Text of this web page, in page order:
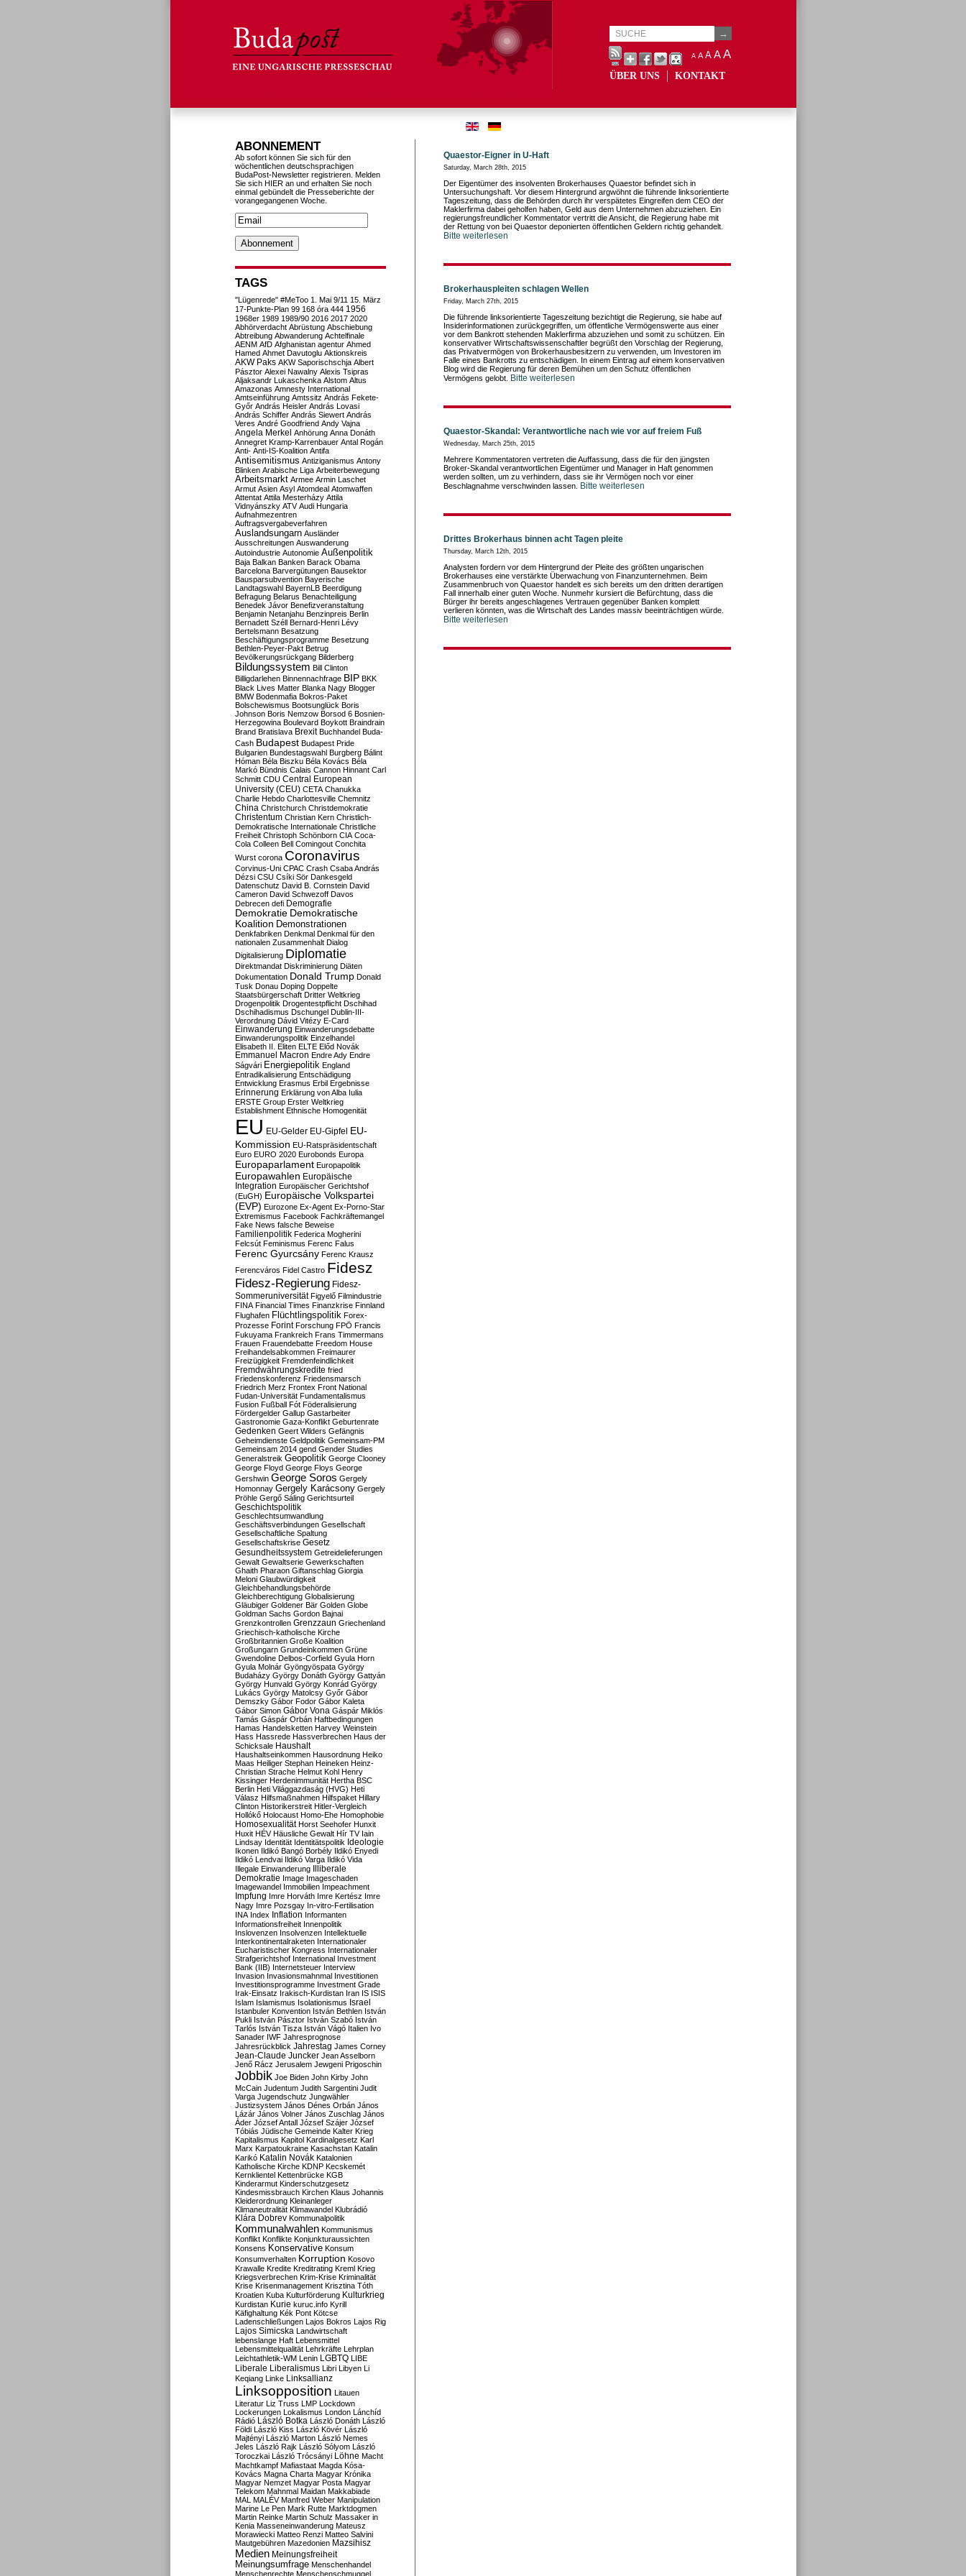
A A A AA
ÜBER UNS KONTAKT
Quaestor-Eigner in U-Haft
Saturday, March 28th, 2015
Der Eigentümer des insolventen Brokerhauses Quaestor befindet sich in
Untersuchungshaft. Vor diesem Hintergrund argwöhnt die führende linksorientierte
Tageszeitung, dass die Behörden durch ihr verspätetes Eingreifen dem CEO der
Maklerfirma dabei geholfen haben, Geld aus dem Unternehmen abzuziehen. Ein
regierungsfreundlicher Kommentator vertritt die Ansicht, die Regierung habe mit
der Rettung von bei Quaestor deponierten öffentlichen Geldern richtig gehandelt.
Bitte weiterlesen
Brokerhauspleiten schlagen Wellen
Friday, March 27th, 2015
Die führende linksorientierte Tageszeitung bezichtigt die Regierung, sie habe auf
Insiderinformationen zurückgegriffen, um öffentliche Vermögenswerte aus einer
vor dem Bankrott stehenden Maklerfirma abzuziehen und somit zu schützen. Ein
konservativer Wirtschaftswissenschaftler begrüßt den Vorschlag der Regierung,
das Privatvermögen von Brokerhausbesitzern zu verwenden, um Investoren im
Falle eines Bankrotts zu entschädigen. In einem Eintrag auf einem konservativen
Blog wird die Regierung für deren Bemühen um den Schutz öffentlichen
Vermögens gelobt.
Bitte weiterlesen
Quaestor-Skandal: Verantwortliche nach wie vor auf freiem Fuß
Wednesday, March 25th, 2015
Mehrere Kommentatoren vertreten die Auffassung, dass die für den jüngsten
Broker-Skandal verantwortlichen Eigentümer und Manager in Haft genommen
werden sollten, um zu verhindern, dass sie ihr Vermögen noch vor einer
Beschlagnahme verschwinden lassen.
Bitte weiterlesen
Drittes Brokerhaus binnen acht Tagen pleite
Thursday, March 12th, 2015
Analysten fordern vor dem Hintergrund der Pleite des größten ungarischen
Brokerhauses eine verstärkte Überwachung von Finanzunternehmen. Beim
Zusammenbruch von Quaestor handelt es sich bereits um den dritten derartigen
Fall innerhalb einer guten Woche. Nunmehr kursiert die Befürchtung, dass die
Bürger ihr bereits angeschlagenes Vertrauen gegenüber Banken komplett
verlieren könnten, was die Wirtschaft des Landes massiv beeinträchtigen würde.
Bitte weiterlesen
ABONNEMENT
Ab sofort können Sie sich für den
wöchentlichen deutschsprachigen
BudaPost-Newsletter registrieren. Melden
Sie sich HIER an und erhalten Sie noch
einmal gebündelt die Presseberichte der
vorangegangenen Woche.
TAGS
"Lügenrede" #MeToo 1. Mai 9/11 15. März
17-Punkte-Plan 99 168 óra 444 1956
1968er 1989 1989/90 2016 2017 2020
Abhörverdacht Abrüstung Abschiebung
Abtreibung Abwanderung Achtelfinale
AENM AfD Afghanistan agentur Ahmed
Hamed Ahmet Davutoglu Aktionskreis
AKW Paks AKW Saporischschja Albert
Pásztor Alexei Nawalny Alexis Tsipras
Aljaksandr Lukaschenka Alstom Altus
Amazonas Amnesty International
Amtseinführung Amtssitz András Fekete-
Győr András Heisler András Lovasi
András Schiffer András Siewert András
Veres André Goodfriend Andy Vajna
Angela Merkel Anhörung Anna Donáth
Annegret Kramp-Karrenbauer Antal Rogán
Anti- Anti-IS-Koalition Antifa
Antisemitismus Antiziganismus Antony
Blinken Arabische Liga Arbeiterbewegung
Arbeitsmarkt Armee Armin Laschet
Armut Asien Asyl Atomdeal Atomwaffen
Attentat Attila Mesterházy Attila
Vidnyánszky ATV Audi Hungaria
Aufnahmezentren
Auftragsvergabeverfahren
Auslandsungarn Ausländer
Ausschreitungen Auswanderung
Autoindustrie Autonomie Außenpolitik
Baja Balkan Banken Barack Obama
Barcelona Barvergütungen Bausektor
Bausparsubvention Bayerische
Landtagswahl BayernLB Beerdigung
Befragung Belarus Benachteiligung
Benedek Jávor Benefizveranstaltung
Benjamin Netanjahu Benzinpreis Berlin
Bernadett Széll Bernard-Henri Lévy
Bertelsmann Besatzung
Beschäftigungsprogramme Besetzung
Bethlen-Peyer-Pakt Betrug
Bevölkerungsrückgang Bilderberg
Bildungssystem Bill Clinton
Billigdarlehen Binnennachfrage BIP BKK
Black Lives Matter Blanka Nagy Blogger
BMW Bodenmafia Bokros-Paket
Bolschewismus Bootsunglück Boris
Johnson Boris Nemzow Borsod 6 Bosnien-
Herzegowina Boulevard Boykott Braindrain
Brand Bratislava Brexit Buchhandel Buda-
Cash Budapest Budapest Pride
Bulgarien Bundestagswahl Burgberg Bálint
Hóman Béla Biszku Béla Kovács Béla
Markó Bündnis Calais Cannon Hinnant Carl
Schmitt CDU Central European
University (CEU) CETA Chanukka
Charlie Hebdo Charlottesville Chemnitz
China Christchurch Christdemokratie
Christentum Christian Kern Christlich-
Demokratische Internationale Christliche
Freiheit Christoph Schönborn CIA Coca-
Cola Colleen Bell Comingout Conchita
Wurst corona Coronavirus
Corvinus-Uni CPAC Crash Csaba András
Dézsi CSU Csíki Sör Dankesgeld
Datenschutz David B. Cornstein David
Cameron David Schwezoff Davos
Debrecen defi Demografie
Demokratie Demokratische
Koalition Demonstrationen
Denkfabriken Denkmal Denkmal für den
nationalen Zusammenhalt Dialog
Digitalisierung Diplomatie
Direktmandat Diskriminierung Diäten
Dokumentation Donald Trump Donald
Tusk Donau Doping Doppelte
Staatsbürgerschaft Dritter Weltkrieg
Drogenpolitik Drogentestpflicht Dschihad
Dschihadismus Dschungel Dublin-III-
Verordnung Dávid Vitézy E-Card
Einwanderung Einwanderungsdebatte
Einwanderungspolitik Einzelhandel
Elisabeth II. Eliten ELTE Előd Novák
Emmanuel Macron Endre Ady Endre
Ságvári Energiepolitik England
Entradikalisierung Entschädigung
Entwicklung Erasmus Erbil Ergebnisse
Erinnerung Erklärung von Alba Iulia
ERSTE Group Erster Weltkrieg
Establishment Ethnische Homogenität
EU EU-Gelder EU-Gipfel EU-
Kommission EU-Ratspräsidentschaft
Euro EURO 2020 Eurobonds Europa
Europaparlament Europapolitik
Europawahlen Europäische
Integration Europäischer Gerichtshof
(EuGH) Europäische Volkspartei
(EVP) Eurozone Ex-Agent Ex-Porno-Star
Extremismus Facebook Fachkräftemangel
Fake News falsche Beweise
Familienpolitik Federica Mogherini
Felcsút Feminismus Ferenc Falus
Ferenc Gyurcsány Ferenc Krausz
Ferencváros Fidel Castro Fidesz
Fidesz-Regierung Fidesz-
Sommeruniversität Figyelő Filmindustrie
FINA Financial Times Finanzkrise Finnland
Flughafen Flüchtlingspolitik Forex-
Prozesse Forint Forschung FPÖ Francis
Fukuyama Frankreich Frans Timmermans
Frauen Frauendebatte Freedom House
Freihandelsabkommen Freimaurer
Freizügigkeit Fremdenfeindlichkeit
Fremdwährungskredite fried
Friedenskonferenz Friedensmarsch
Friedrich Merz Frontex Front National
Fudan-Universität Fundamentalismus
Fusion Fußball Fót Föderalisierung
Fördergelder Gallup Gastarbeiter
Gastronomie Gaza-Konflikt Geburtenrate
Gedenken Geert Wilders Gefängnis
Geheimdienste Geldpolitik Gemeinsam-PM
Gemeinsam 2014 gend Gender Studies
Generalstreik Geopolitik George Clooney
George Floyd George Floys George
Gershwin George Soros Gergely
Homonnay Gergely Karácsony Gergely
Pröhle Gergő Sáling Gerichtsurteil
Geschichtspolitik
Geschlechtsumwandlung
Geschäftsverbindungen Gesellschaft
Gesellschaftliche Spaltung
Gesellschaftskrise Gesetz
Gesundheitssystem Getreidelieferungen
Gewalt Gewaltserie Gewerkschaften
Ghaith Pharaon Giftanschlag Giorgia
Meloni Glaubwürdigkeit
Gleichbehandlungsbehörde
Gleichberechtigung Globalisierung
Gläubiger Goldener Bär Golden Globe
Goldman Sachs Gordon Bajnai
Grenzkontrollen Grenzzaun Griechenland
Griechisch-katholische Kirche
Großbritannien Große Koalition
Großungarn Grundeinkommen Grüne
Gwendoline Delbos-Corfield Gyula Horn
Gyula Molnár Gyöngyöspata György
Budaházy György Donáth György Gattyán
György Hunvald György Konrád György
Lukács György Matolcsy Győr Gábor
Demszky Gábor Fodor Gábor Kaleta
Gábor Simon Gábor Vona Gáspár Miklós
Tamás Gáspár Orbán Haftbedingungen
Hamas Handelsketten Harvey Weinstein
Hass Hassrede Hassverbrechen Haus der
Schicksale Haushalt
Haushaltseinkommen Hausordnung Heiko
Maas Heiliger Stephan Heineken Heinz-
Christian Strache Helmut Kohl Henry
Kissinger Herdenimmunität Hertha BSC
Berlin Heti Világgazdaság (HVG) Heti
Válasz Hilfsmaßnahmen Hilfspaket Hillary
Clinton Historikerstreit Hitler-Vergleich
Hollókő Holocaust Homo-Ehe Homophobie
Homosexualität Horst Seehofer Hunxit
Huxit HÉV Häusliche Gewalt Hír TV Iain
Lindsay Identität Identitätspolitik Ideologie
Ikonen Ildikó Bangó Borbély Ildikó Enyedi
Ildikó Lendvai Ildikó Varga Ildikó Vida
Illegale Einwanderung Illiberale
Demokratie Image Imageschaden
Imagewandel Immobilien Impeachment
Impfung Imre Horváth Imre Kertész Imre
Nagy Imre Pozsgay In-vitro-Fertilisation
INA Index Inflation Informanten
Informationsfreiheit Innenpolitik
Inslovenzen Insolvenzen Intellektuelle
Interkontinentalraketen Internationaler
Eucharistischer Kongress Internationaler
Strafgerichtshof International Investment
Bank (IIB) Internetsteuer Interview
Invasion Invasionsmahnmal Investitionen
Investitionsprogramme Investment Grade
Irak-Einsatz Irakisch-Kurdistan Iran IS ISIS
Islam Islamismus Isolationismus Israel
Istanbuler Konvention István Bethlen István
Pukli István Pásztor István Szabó István
Tarlós István Tisza István Vágó Italien Ivo
Sanader IWF Jahresprognose
Jahresrückblick Jahrestag James Corney
Jean-Claude Juncker Jean Asselborn
Jenő Rácz Jerusalem Jewgeni Prigoschin
Jobbik Joe Biden John Kirby John
McCain Judentum Judith Sargentini Judit
Varga Jugendschutz Jungwähler
Justizsystem János Dénes Orbán János
Lázár János Volner János Zuschlag János
Áder József Antall József Szájer József
Tóbiás Jüdische Gemeinde Kalter Krieg
Kapitalismus Kapitol Kardinalgesetz Karl
Marx Karpatoukraine Kasachstan Katalin
Karikó Katalin Novák Katalonien
Katholische Kirche KDNP Kecskemét
Kernklientel Kettenbrücke KGB
Kinderarmut Kinderschutzgesetz
Kindesmissbrauch Kirchen Klaus Johannis
Kleiderordnung Kleinanleger
Klimaneutralität Klimawandel Klubrádió
Klára Dobrev Kommunalpolitik
Kommunalwahlen Kommunismus
Konflikt Konflikte Konjunkturaussichten
Konsens Konservative Konsum
Konsumverhalten Korruption Kosovo
Krawalle Kredite Kreditrating Kreml Krieg
Kriegsverbrechen Krim-Krise Kriminalität
Krise Krisenmanagement Krisztina Tóth
Kroatien Kuba Kulturförderung Kulturkrieg
Kurdistan Kurie kuruc.info Kyrill
Käfighaltung Kék Pont Kötcse
Ladenschließungen Lajos Bokros Lajos Rig
Lajos Simicska Landwirtschaft
lebenslange Haft Lebensmittel
Lebensmittelqualität Lehrkräfte Lehrplan
Leichtathletik-WM Lenin LGBTQ LIBE
Liberale Liberalismus Libri Libyen Li
Keqiang Linke Linksallianz
Linksopposition Litauen
Literatur Liz Truss LMP Lockdown
Lockerungen Lokalismus London Lánchíd
Rádió
László Botka László Donáth László
Földi László Kiss László Kövér László
Majtényi László Marton László Nemes
Jeles László Rajk László Sólyom László
Toroczkai László Trócsányi Löhne Macht
Machtkampf Mafiastaat Magda Kósa-
Kovács Magna Charta Magyar Krónika
Magyar Nemzet Magyar Posta Magyar
Telekom Mahnmal Maidan Makkabiade
MAL MALÉV Manfred Weber Manipulation
Marine Le Pen Mark Rutte Marktdogmen
Martin Reinke Martin Schulz Massaker in
Kenia Masseneinwanderung Mateusz
Morawiecki Matteo Renzi Matteo Salvini
Mautgebühren Mazedonien Mazsihisz
Medien Meinungsfreiheit
Meinungsumfrage Menschenhandel
Menschenrechte Menschenschmuggel